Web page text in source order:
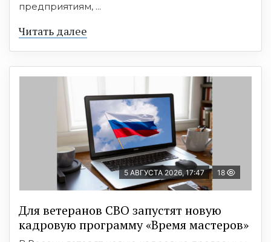
предприятиям, ...
Читать далее
5 АВГУСТА 2026, 17:47 18
Для ветеранов СВО запустят новую
кадровую программу «Время мастеров»